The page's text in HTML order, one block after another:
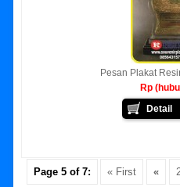
Pesan Plakat
Rp
Detail
Page 5 of 7: « First «